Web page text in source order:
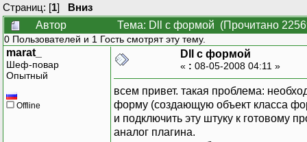
Страниц: [1] Вниз
Автор
Тема: Dll с формой (Прочитано
0 Пользователей и 1 Гость смотрят эту тему.
marat_
Шеф-повар
Опытный
Offline
Dll с формой
« : 08-05-2008 04:11 »
всем привет. такая проблема:
форму (создающую объект класса
и подключить эту штуку к готовому
аналог плагина.